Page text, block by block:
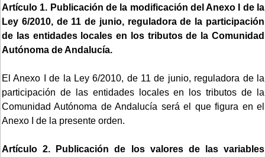
Artículo 1. Publicación de la modificación del Anexo I de la
Ley 6/2010, de 11 de junio, reguladora de la participación
de las entidades locales en los tributos de la Comunidad
Autónoma de Andalucía.
El Anexo I de la Ley 6/2010, de 11 de junio, reguladora de la
participación de las entidades locales en los tributos de la
Comunidad Autónoma de Andalucía será el que figura en el
Anexo I de la presente orden.
Artículo 2. Publicación de los valores de las variables